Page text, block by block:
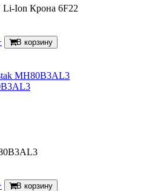
Ion Крона 6F22
В корзину
В корзину